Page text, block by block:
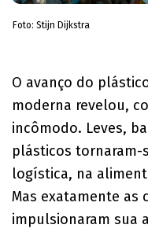
Foto: Stijn Dijkstra
O avanço do
moderna revelou,
incômodo. Leves,
plásticos tornaram-
logística, na
Mas exatamente as
impulsionaram sua